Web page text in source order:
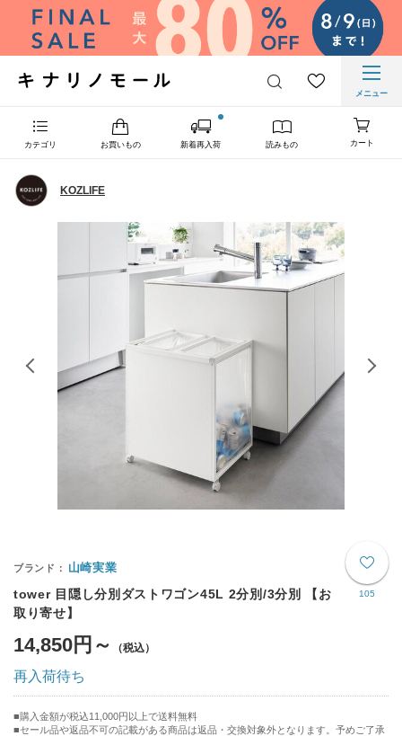
メニュー
カテゴリ お買いもの 新着再入荷 読みもの カート
KOZLIFE
105
山崎実業
tower 目隠し分別ダストワゴン45L 2分別/3分別 【お
取り寄せ】
14,850円～
再入荷待ち
購入金額が税込11,000円以上で送料無料
セール品や返品不可の記載がある商品は返品・交換対象外となります。予めご了承